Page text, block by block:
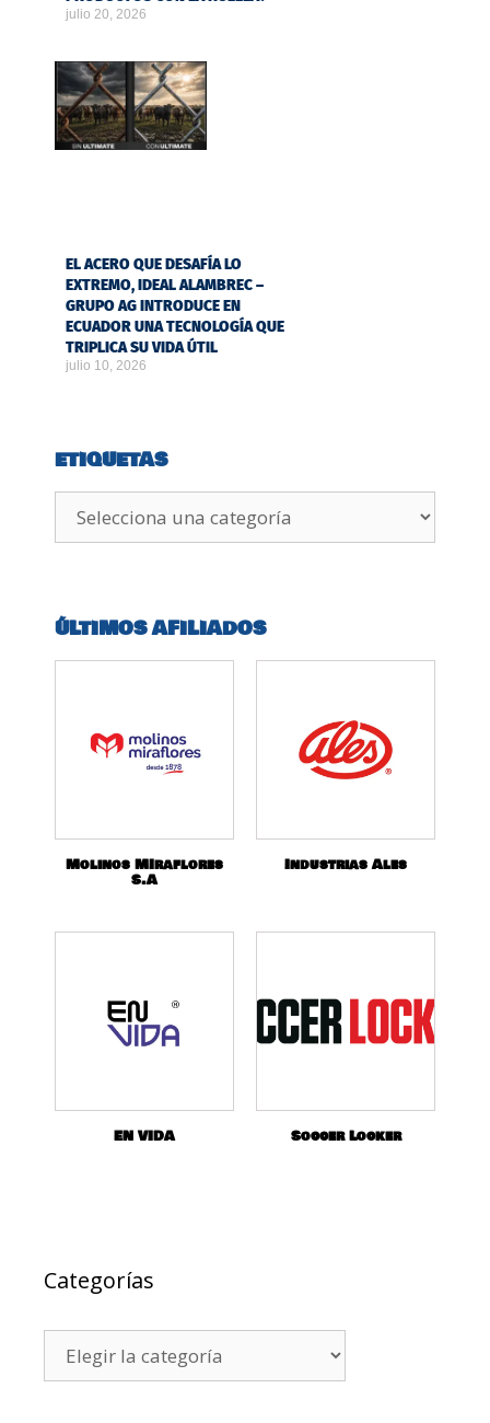
julio 20, 2026
EL ACERO QUE DESAFÍA LO
EXTREMO, IDEAL ALAMBREC –
GRUPO AG INTRODUCE EN
ECUADOR UNA TECNOLOGÍA QUE
TRIPLICA SU VIDA ÚTIL
julio 10, 2026
ETIQUETAS
ÚLTIMOS AFILIADOS
Molinos MIraflores
S.A
Industrias Ales
EN VIDA Soccer Locker
Categorías